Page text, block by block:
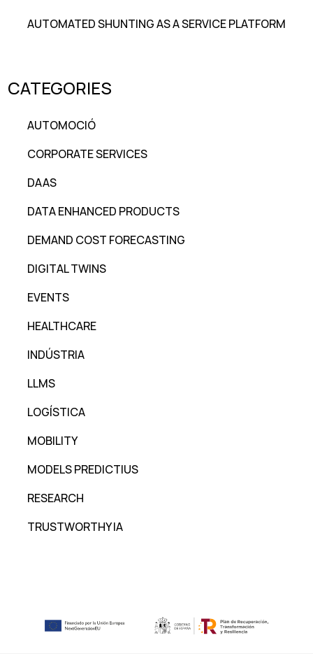
AUTOMATED SHUNTING AS A SERVICE PLATFORM
CATEGORIES
AUTOMOCIÓ
CORPORATE SERVICES
DAAS
DATA ENHANCED PRODUCTS
DEMAND COST FORECASTING
DIGITAL TWINS
EVENTS
HEALTHCARE
INDÚSTRIA
LLMS
LOGÍSTICA
MOBILITY
MODELS PREDICTIUS
RESEARCH
TRUSTWORTHY IA